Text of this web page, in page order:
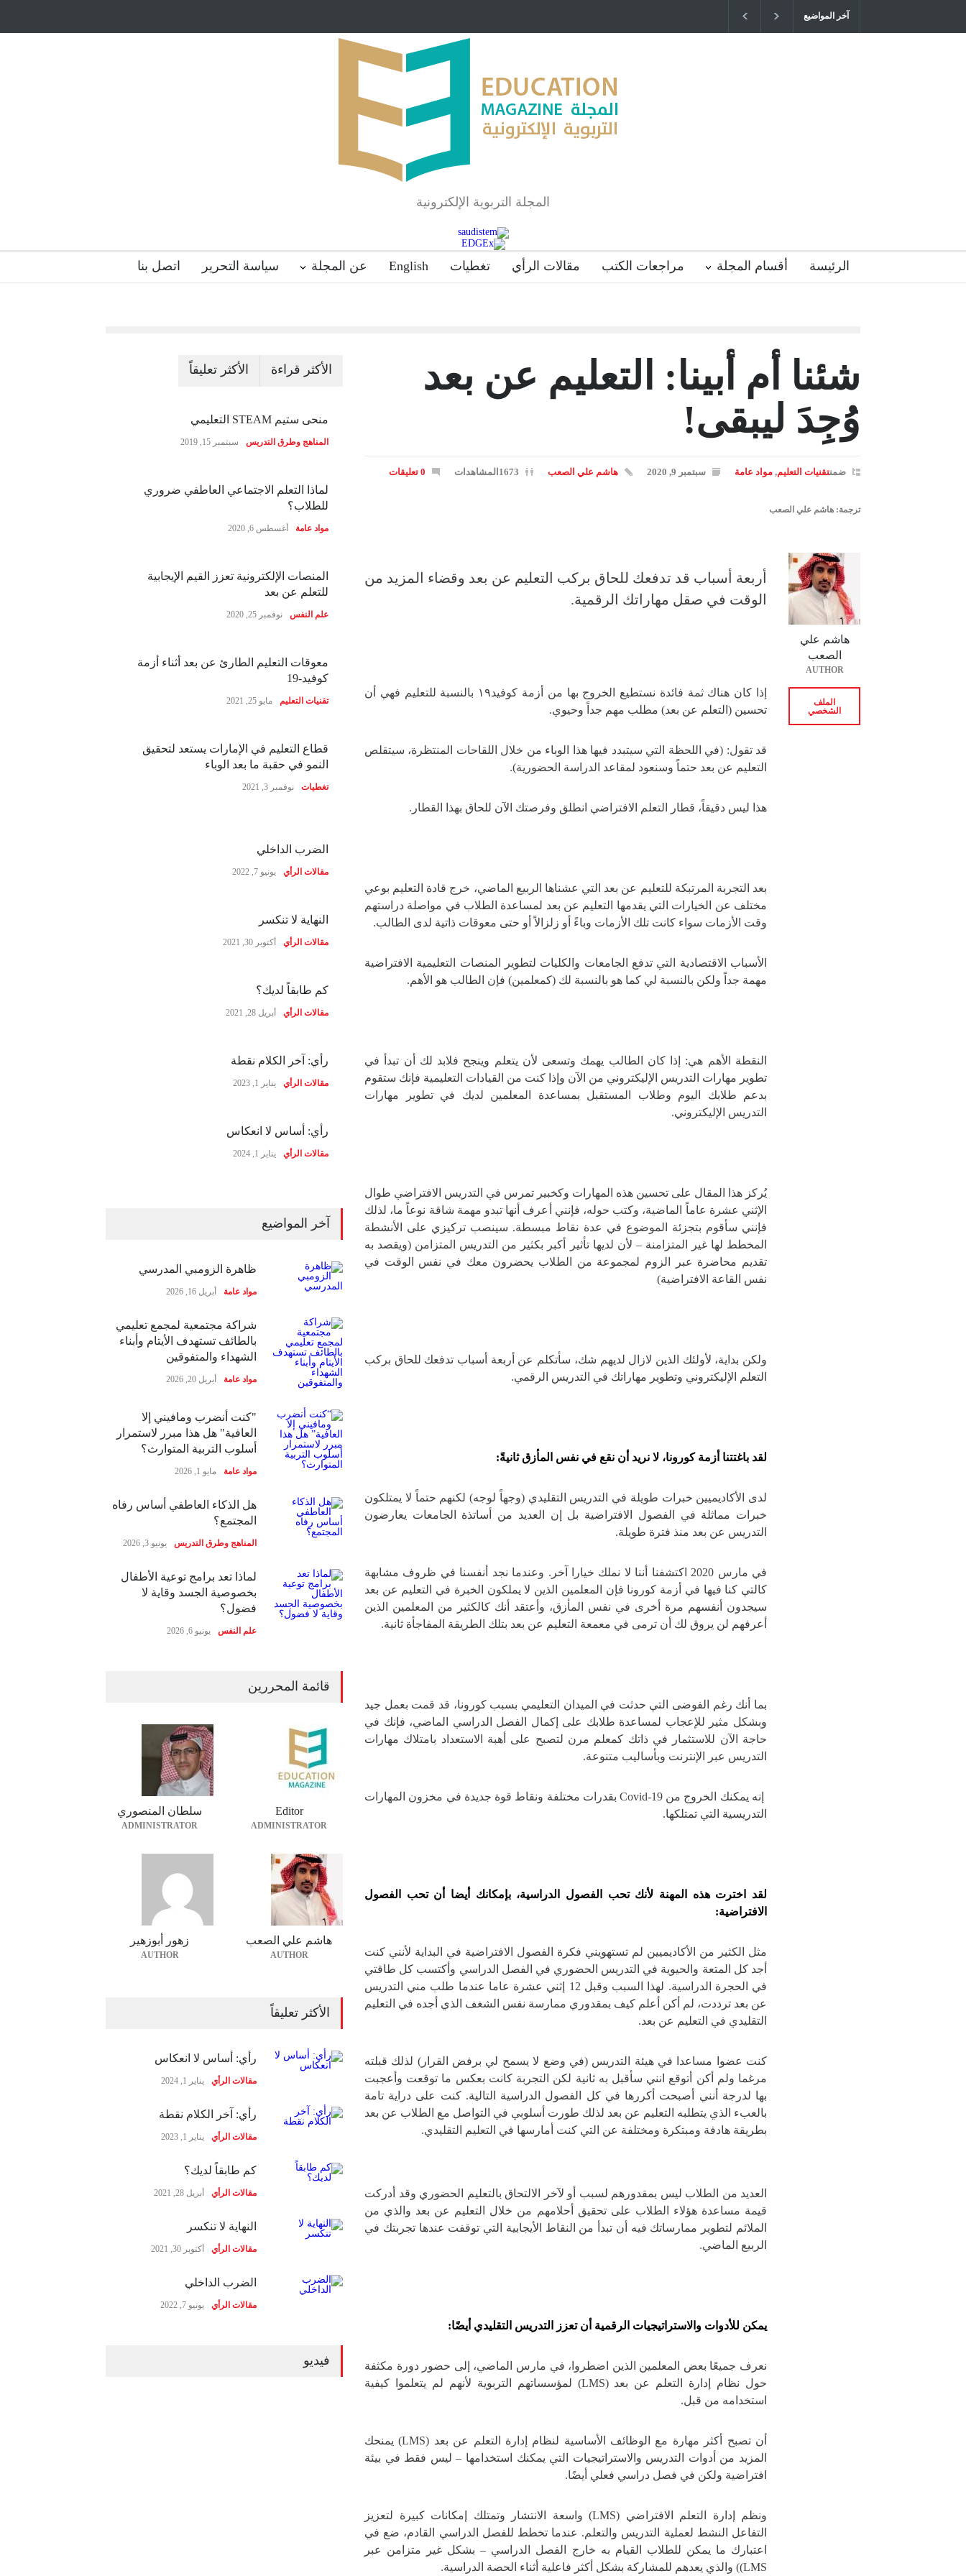
آخر المواضيع
شراكة مجتمعية لمجمع تعليمي بالطائف تستهدف الأيتام وأبناء الشهداء
لماذا تعد برامج توعية الأطفال بخصوصية الجسد وقاية لا فضول؟
المجلة التربوية الإلكترونية
الرئيسة أقسام المجلة مراجعات الكتب مقالات الرأي تغطيات English عن المجلة سياسة التحرير اتصل بنا
شئنا أم أبينا: التعليم عن بعد
وُجِدَ ليبقى!
ضمنتقنيات التعليم, مواد عامة سبتمبر 9, 2020 هاشم علي الصعب 1673المشاهدات 0 تعليقات
ترجمة: هاشم علي الصعب
أربعة أسباب قد تدفعك للحاق بركب التعليم عن بعد وقضاء المزيد من
الوقت في صقل مهاراتك الرقمية.
إذا كان هناك ثمة فائدة نستطيع الخروج بها من أزمة كوفيد١٩ بالنسبة للتعليم فهي أن
تحسين (التعلم عن بعد) مطلب مهم جداً وحيوي.
قد تقول: (في اللحظة التي سيتبدد فيها هذا الوباء من خلال اللقاحات المنتظرة، سيتقلص
التعليم عن بعد حتماً وسنعود لمقاعد الدراسة الحضورية).
هذا ليس دقيقاً، قطار التعلم الافتراضي انطلق وفرصتك الآن للحاق بهذا القطار.
بعد التجربة المرتبكة للتعليم عن بعد التي عشناها الربيع الماضي، خرج قادة التعليم بوعي
مختلف عن الخيارات التي يقدمها التعليم عن بعد لمساعدة الطلاب في مواصلة دراستهم
وقت الأزمات سواء كانت تلك الأزمات وباءً أو زلزالاً أو حتى معوقات ذاتية لدى الطالب.
الأسباب الاقتصادية التي تدفع الجامعات والكليات لتطوير المنصات التعليمية الافتراضية
مهمة جداً ولكن بالنسبة لي كما هو بالنسبة لك (كمعلمين) فإن الطالب هو الأهم.
النقطة الأهم هي: إذا كان الطالب يهمك وتسعى لأن يتعلم وينجح فلابد لك أن تبدأ في
تطوير مهارات التدريس الإليكتروني من الآن وإذا كنت من القيادات التعليمية فإنك ستقوم
بدعم طلابك اليوم وطلاب المستقبل بمساعدة المعلمين لديك في تطوير مهارات
التدريس الإليكتروني.
يُركز هذا المقال على تحسين هذه المهارات وكخبير تمرس في التدريس الافتراضي طوال
الإثني عشرة عاماً الماضية، وكتب حوله، فإنني أعرف أنها تبدو مهمة شاقة نوعاً ما، لذلك
فإنني سأقوم بتجزئة الموضوع في عدة نقاط مبسطة. سينصب تركيزي على الأنشطة
المخطط لها غير المتزامنة – لأن لديها تأثير أكبر بكثير من التدريس المتزامن (ويقصد به
تقديم محاضرة عبر الزوم لمجموعة من الطلاب يحضرون معك في نفس الوقت في
نفس القاعة الافتراضية)
ولكن بداية، لأولئك الذين لازال لديهم شك، سأتكلم عن أربعة أسباب تدفعك للحاق بركب
التعلم الإليكتروني وتطوير مهاراتك في التدريس الرقمي.
لقد باغتتنا أزمة كورونا، لا نريد أن نقع في نفس المأزق ثانيةً:
لدى الأكاديميين خبرات طويلة في التدريس التقليدي (وجهاً لوجه) لكنهم حتماً لا يمتلكون
خبرات مماثلة في الفصول الافتراضية بل إن العديد من أساتذة الجامعات يعارضون
التدريس عن بعد منذ فترة طويلة.
في مارس 2020 اكتشفنا أننا لا نملك خيارا آخر. وعندما نجد أنفسنا في ظروف مشابهة
كالتي كنا فيها في أزمة كورونا فإن المعلمين الذين لا يملكون الخبرة في التعليم عن بعد
سيجدون أنفسهم مرة أخرى في نفس المأزق، وأعتقد أنك كالكثير من المعلمين الذين
أعرفهم لن يروق لك أن ترمى في معمعة التعليم عن بعد بتلك الطريقة المفاجأة ثانية.
بما أنك رغم الفوضى التي حدثت في الميدان التعليمي بسبب كورونا، قد قمت بعمل جيد
وبشكل مثير للإعجاب لمساعدة طلابك على إكمال الفصل الدراسي الماضي، فإنك في
حاجة الآن للاستثمار في ذاتك كمعلم مرن لتصبح على أهبة الاستعداد بامتلاك مهارات
التدريس عبر الإنترنت وبأساليب متنوعة.
إنه يمكنك الخروج من Covid-19 بقدرات مختلفة ونقاط قوة جديدة في مخزون المهارات
التدريسية التي تمتلكها.
لقد اخترت هذه المهنة لأنك تحب الفصول الدراسية، بإمكانك أيضا أن تحب الفصول
الافتراضية:
مثل الكثير من الأكاديميين لم تستهويني فكرة الفصول الافتراضية في البداية لأنني كنت
أجد كل المتعة والحيوية في التدريس الحضوري في الفصل الدراسي وأكتسب كل طاقتي
في الحجرة الدراسية. لهذا السبب وقبل 12 إثني عشرة عاما عندما طلب مني التدريس
عن بعد ترددت، لم أكن أعلم كيف بمقدوري ممارسة نفس الشغف الذي أجده في التعليم
التقليدي في التعليم عن بعد.
كنت عضوا مساعدا في هيئة التدريس (في وضع لا يسمح لي برفض القرار) لذلك قبلته
مرغما ولم أكن أتوقع انني سأقبل به ثانية لكن التجربة كانت بعكس ما توقعت وأعجبت
بها لدرجة أنني أصبحت أكررها في كل الفصول الدراسية التالية. كنت على دراية تامة
بالعبء الذي يتطلبه التعليم عن بعد لذلك طورت أسلوبي في التواصل مع الطلاب عن بعد
بطريقة هادفة ومبتكرة ومختلفة عن التي كنت أمارسها في التعليم التقليدي.
العديد من الطلاب ليس بمقدورهم لسبب أو لآخر الالتحاق بالتعليم الحضوري وقد أدركت
قيمة مساعدة هؤلاء الطلاب على تحقيق أحلامهم من خلال التعليم عن بعد والذي من
الملائم لتطوير ممارساتك فيه أن تبدأ من النقاط الأيجابية التي توقفت عندها تجربتك في
الربيع الماضي.
يمكن للأدوات والاستراتيجيات الرقمية أن تعزز التدريس التقليدي أيضًا:
نعرف جميعًا بعض المعلمين الذين اضطروا، في مارس الماضي، إلى حضور دورة مكثفة
حول نظام إدارة التعلم عن بعد (LMS) لمؤسساتهم التربوية لأنهم لم يتعلموا كيفية
استخدامه من قبل.
أن تصبح أكثر مهارة مع الوظائف الأساسية لنظام إدارة التعلم عن بعد (LMS) يمنحك
المزيد من أدوات التدريس والاستراتيجيات التي يمكنك استخدامها – ليس فقط في بيئة
افتراضية ولكن في فصل دراسي فعلي أيضًا.
ونظم إدارة التعلم الافتراضي (LMS) واسعة الانتشار وتمتلك إمكانات كبيرة لتعزيز
التفاعل النشط لعملية التدريس والتعلم. عندما تخطط للفصل الدراسي القادم، ضع في
اعتبارك ما يمكن للطلاب القيام به خارج الفصل الدراسي – بشكل غير متزامن عبر
LMS)) والذي يعدهم للمشاركة بشكل أكثر فاعلية أثناء الحصة الدراسية.
هاشم علي
الصعب
AUTHOR
الملف
الشخصي
الأكثر قراءة الأكثر تعليقاً
منحى ستيم STEAM التعليمي
المناهج وطرق التدريس سبتمبر 15, 2019
لماذا التعلم الاجتماعي العاطفي ضروري
للطلاب؟
مواد عامة أغسطس 6, 2020
المنصات الإلكترونية تعزز القيم الإيجابية
للتعلم عن بعد
علم النفس نوفمبر 25, 2020
معوقات التعليم الطارئ عن بعد أثناء أزمة
كوفيد-19
تقنيات التعليم مايو 25, 2021
قطاع التعليم في الإمارات يستعد لتحقيق
النمو في حقبة ما بعد الوباء
تغطيات نوفمبر 3, 2021
الضرب الداخلي
مقالات الرأي يونيو 7, 2022
النهاية لا تنكسر
مقالات الرأي أكتوبر 30, 2021
كم طابقاً لديك؟
مقالات الرأي أبريل 28, 2021
رأي: آخر الكلام نقطة
مقالات الرأي يناير 1, 2023
رأي: أساس لا انعكاس
مقالات الرأي يناير 1, 2024
آخر المواضيع
ظاهرة الزومبي المدرسي
مواد عامة أبريل 16, 2026
شراكة مجتمعية لمجمع تعليمي
بالطائف تستهدف الأيتام وأبناء
الشهداء والمتفوقين
مواد عامة أبريل 20, 2026
"كنت أنضرب ومافيني إلا
العافية" هل هذا مبرر لاستمرار
أسلوب التربية المتوارث؟
مواد عامة مايو 1, 2026
هل الذكاء العاطفي أساس رفاه
المجتمع؟
المناهج وطرق التدريس يونيو 3, 2026
لماذا تعد برامج توعية الأطفال
بخصوصية الجسد وقاية لا
فضول؟
علم النفس يونيو 6, 2026
قائمة المحررين
Editor
ADMINISTRATOR
سلطان المنصوري
ADMINISTRATOR
هاشم علي الصعب
AUTHOR
زهور أبوزهير
AUTHOR
الأكثر تعليقاً
رأي: أساس لا انعكاس
مقالات الرأي يناير 1, 2024
رأي: آخر الكلام نقطة
مقالات الرأي يناير 1, 2023
كم طابقاً لديك؟
مقالات الرأي أبريل 28, 2021
النهاية لا تنكسر
مقالات الرأي أكتوبر 30, 2021
الضرب الداخلي
مقالات الرأي يونيو 7, 2022
فيديو